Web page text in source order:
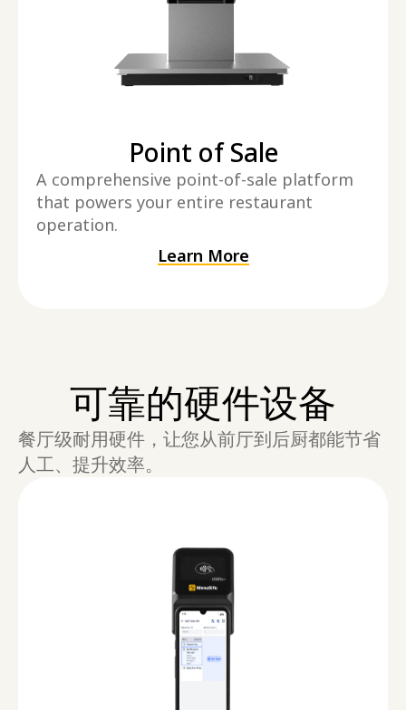
Point of Sale
A comprehensive point-of-sale platform
that powers your entire restaurant
operation.
Learn More
可靠的硬件设备
餐厅级耐用硬件，让您从前厅到后厨都能节省
人工、提升效率。